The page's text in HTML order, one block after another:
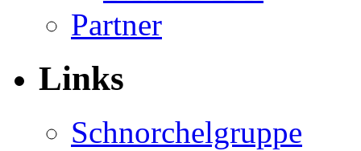
Partner
Links
Schnorchelgruppe